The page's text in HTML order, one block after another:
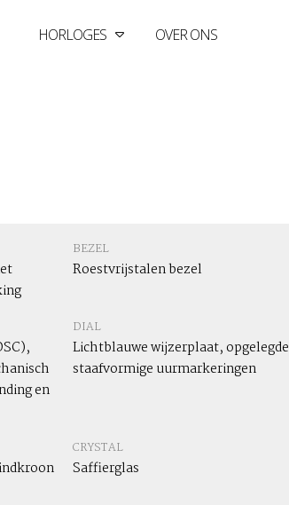
HORLOGES OVER ONS
BEZEL
Roestvrijstalen bezel
en
DIAL
Lichtblauwe wijzerplaat, opgelegde
staafvormige uurmarkeringen
CRYSTAL
Saffierglas